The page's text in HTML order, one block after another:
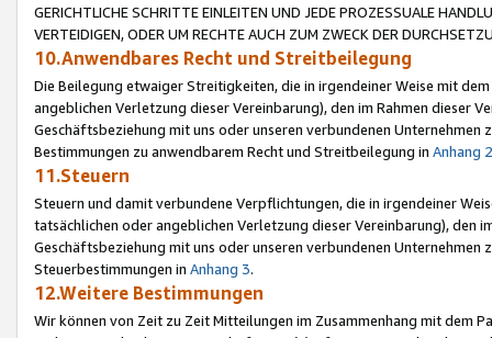
GERICHTLICHE SCHRITTE EINLEITEN UND JEDE PROZESSUALE
VERTEIDIGEN, ODER UM RECHTE AUCH ZUM ZWECK DER
10.Anwendbares Recht und Streitbeilegung
Die Beilegung etwaiger Streitigkeiten, die in irgendeiner Weise mit
angeblichen Verletzung dieser Vereinbarung), den im Rahmen dieser
Geschäftsbeziehung mit uns oder unseren verbundenen
Bestimmungen zu anwendbarem Recht und Streitbeilegung in Anhang 2
11.Steuern
Steuern und damit verbundene Verpflichtungen, die in irgendeiner
tatsächlichen oder angeblichen Verletzung dieser Vereinbarung), den
Geschäftsbeziehung mit uns oder unseren verbundenen
Steuerbestimmungen in Anhang 3.
12.Weitere Bestimmungen
Wir können von Zeit zu Zeit Mitteilungen im Zusammenhang mit dem